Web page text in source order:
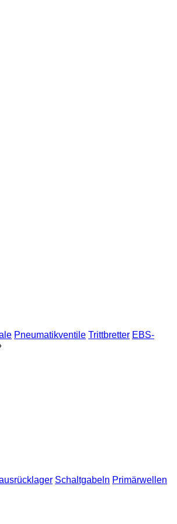
Pneumatikventile Trittbretter EBS-
Schaltgabeln Primärwellen